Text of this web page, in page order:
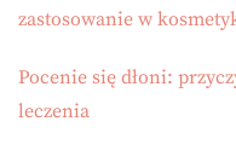
zastosowanie w
Pocenie się dłoni:
leczenia